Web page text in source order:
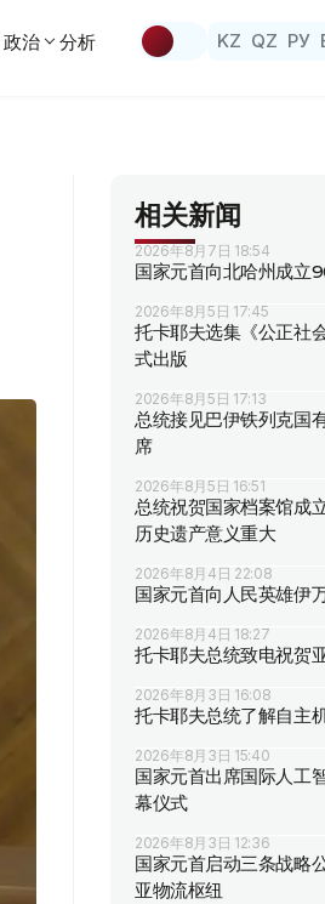
政治 分析 KZ QZ РУ
相关新闻
2026年8月7日 18:54
国家元首向北哈州成立
2026年8月5日 17:45
托卡耶夫选集《公正
式出版
2026年8月5日 17:13
总统接见巴伊铁列克国
席
2026年8月5日 16:51
总统祝贺国家档案馆成
历史遗产意义重大
2026年8月4日 22:08
国家元首向人民英雄伊
2026年8月4日 18:27
托卡耶夫总统致电祝贺
2026年8月3日 16:08
托卡耶夫总统了解自主
2026年8月3日 15:40
国家元首出席国际人工
幕仪式
2026年8月3日 12:36
国家元首启动三条战略
亚物流枢纽